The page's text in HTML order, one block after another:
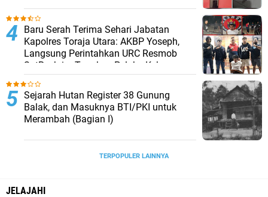
Baru Serah Terima Sehari Jabatan
Kapolres Toraja Utara: AKBP Yoseph,
Langsung Perintahkan URC Resmob
SatReskrim Tangkap Pelaku Kekerasan
Seksual Anak Di Bawah Umur
Sejarah Hutan Register 38 Gunung
Balak, dan Masuknya BTI/PKI untuk
Merambah (Bagian I)
TERPOPULER LAINNYA
JELAJAHI